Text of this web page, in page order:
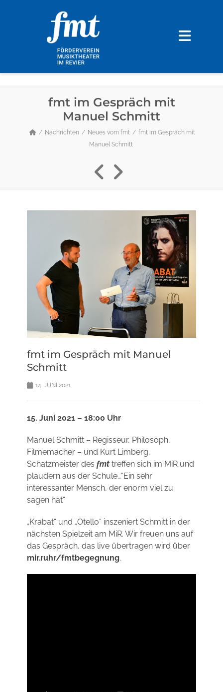
fmt im Gespräch mit
Manuel Schmitt
Nachrichten Neues vom fmt
fmt im Gespräch mit
Manuel Schmitt
fmt im Gespräch mit Manuel
Schmitt
14. JUNI 2021
15. Juni 2021 – 18:00 Uhr
Manuel Schmitt – Regisseur, Philosoph,
Filmemacher – und Kurt Limberg,
Schatzmeister des fmt treffen sich im MiR und
plaudern aus der Schule…“Ein sehr
interessanter Mensch, der enorm viel zu
sagen hat“
„Krabat“ und „Otello“ inszeniert Schmitt in der
nächsten Spielzeit am MiR. Wir freuen uns auf
das Gespräch, das live übertragen wird über
mir.ruhr/fmtbegegnung.